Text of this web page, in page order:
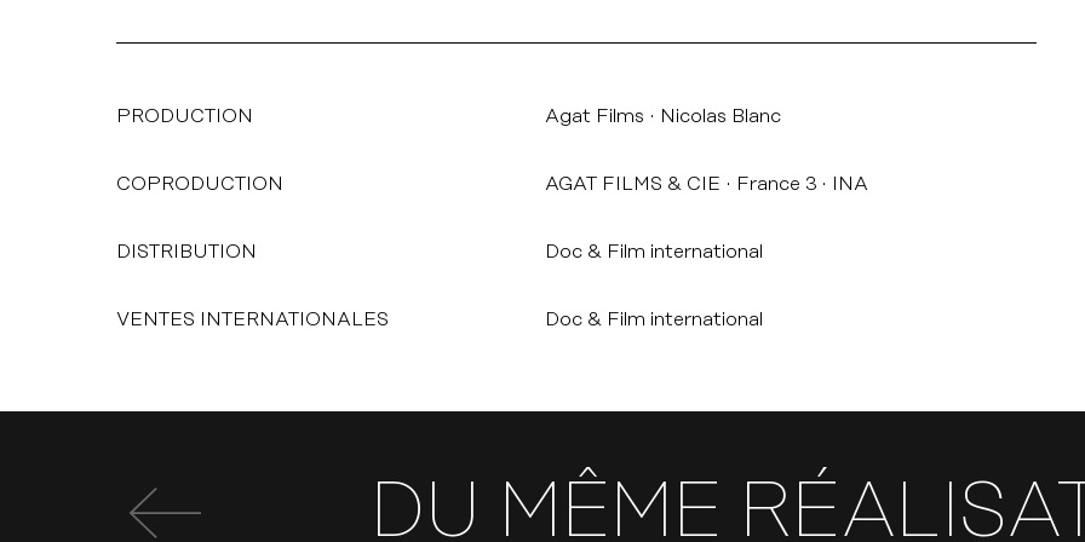
PRODUCTION Agat Films Nicolas Blanc
COPRODUCTION AGAT FILMS & CIE France 3 INA
DISTRIBUTION Doc & Film international
VENTES INTERNATIONALES Doc & Film international
DU MÊME